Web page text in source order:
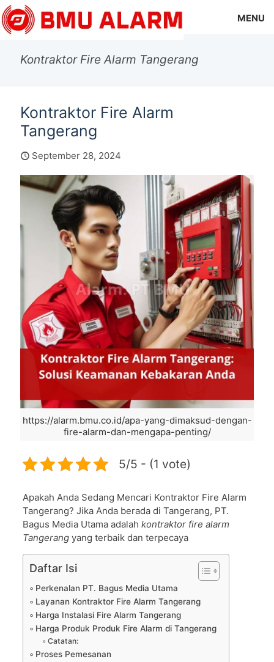
MENU
Kontraktor Fire Alarm Tangerang
Kontraktor Fire Alarm
Tangerang
September 28, 2024
https://alarm.bmu.co.id/apa-yang-dimaksud-dengan-
fire-alarm-dan-mengapa-penting/
5/5 - (1 vote)
Apakah Anda Sedang Mencari Kontraktor Fire Alarm
Tangerang? Jika Anda berada di Tangerang, PT.
Bagus Media Utama adalah kontraktor fire alarm
Tangerangyang terbaik dan terpecaya
Daftar Isi
Perkenalan PT. Bagus Media Utama
Layanan Kontraktor Fire Alarm Tangerang
Harga Instalasi Fire Alarm Tangerang
Harga Produk Produk Fire Alarm di Tangerang
Catatan:
Proses Pemesanan